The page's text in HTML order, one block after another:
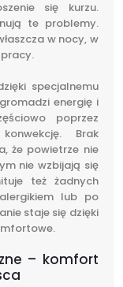
się kurzu.
te problemy.
w nocy, w
specjalnemu
energię i
poprzez
Brak
że powietrze nie
nie wzbijają się
też żadnych
lub po
staje się dzięki
– komfort